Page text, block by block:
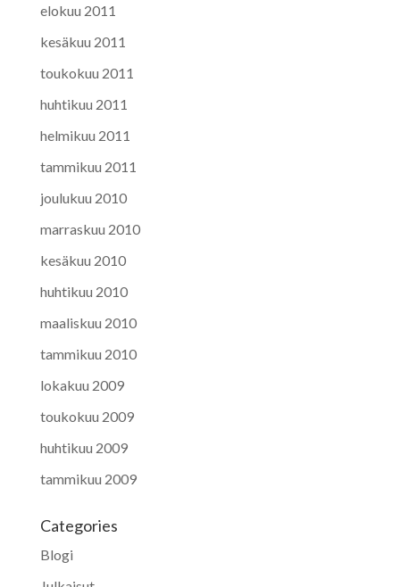
elokuu 2011
kesäkuu 2011
toukokuu 2011
huhtikuu 2011
helmikuu 2011
tammikuu 2011
joulukuu 2010
marraskuu 2010
kesäkuu 2010
huhtikuu 2010
maaliskuu 2010
tammikuu 2010
lokakuu 2009
toukokuu 2009
huhtikuu 2009
tammikuu 2009
Categories
Blogi